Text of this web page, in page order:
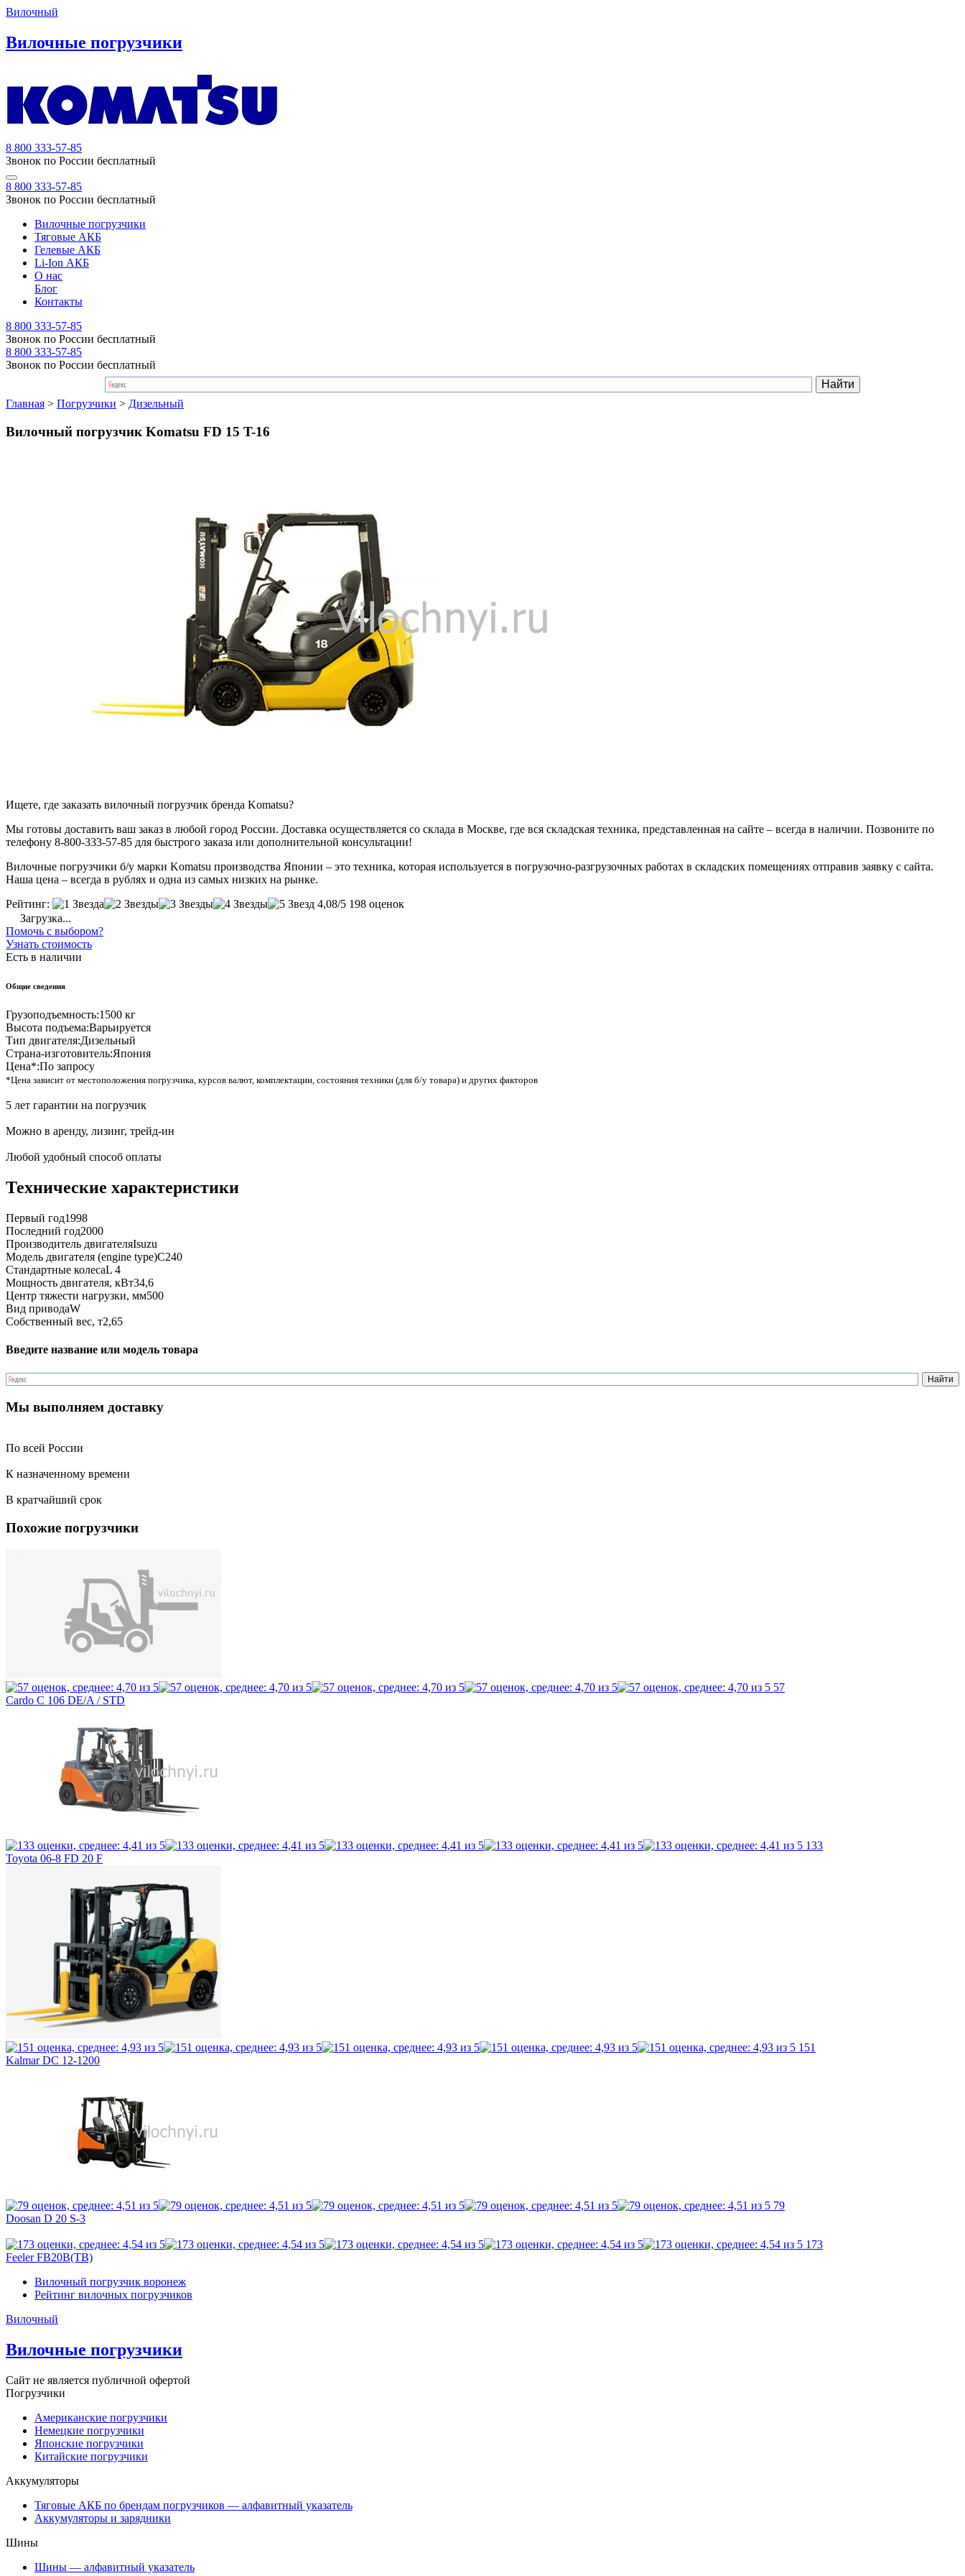
Вилочный
Вилочные погрузчики
8 800 333-57-85
Звонок по России бесплатный
8 800 333-57-85
Звонок по России бесплатный
Вилочные погрузчики
Тяговые АКБ
Гелевые АКБ
Li-Ion АКБ
О нас
Блог
Контакты
8 800 333-57-85
Звонок по России бесплатный
8 800 333-57-85
Звонок по России бесплатный
Главная > Погрузчики > Дизельный
Вилочный погрузчик Komatsu FD 15 T-16
Ищете, где заказать вилочный погрузчик бренда Komatsu?
Мы готовы доставить ваш заказ в любой город России. Доставка осуществляется со склада в Москве, где вся складская техника, представленная на сайте – всегда в наличии. Позвоните по
телефону 8-800-333-57-85 для быстрого заказа или дополнительной консультации!
Вилочные погрузчики б/у марки Komatsu производства Японии – это техника, которая используется в погрузочно-разгрузочных работах в складских помещениях отправив заявку с сайта.
Наша цена – всегда в рублях и одна из самых низких на рынке.
Рейтинг:
4,08/5 198 оценок
Загрузка...
Помочь с выбором?
Узнать стоимость
Есть в наличии
Общие сведения
Грузоподъемность:1500 кг
Высота подъема:Варьируется
Тип двигателя:Дизельный
Страна-изготовитель:Япония
Цена*:По запросу
*Цена зависит от местоположения погрузчика, курсов валют, комплектации, состояния техники (для б/у товара) и других факторов
5 лет гарантии на погрузчик
Можно в аренду, лизинг, трейд-ин
Любой удобный способ оплаты
Технические характеристики
Первый год1998
Последний год2000
Производитель двигателяIsuzu
Модель двигателя (engine type)C240
Стандартные колесаL 4
Мощность двигателя, кВт34,6
Центр тяжести нагрузки, мм500
Вид приводаW
Собственный вес, т2,65
Введите название или модель товара
Мы выполняем доставку
По всей России
К назначенному времени
В кратчайший срок
Похожие погрузчики
57
Cardo C 106 DE/A / STD
133
Toyota 06-8 FD 20 F
151
Kalmar DC 12-1200
79
Doosan D 20 S-3
173
Feeler FB20B(TB)
Вилочный погрузчик воронеж
Рейтинг вилочных погрузчиков
Вилочный
Вилочные погрузчики
Сайт не является публичной офертой
Погрузчики
Американские погрузчики
Немецкие погрузчики
Японские погрузчики
Китайские погрузчики
Аккумуляторы
Тяговые АКБ по брендам погрузчиков — алфавитный указатель
Аккумуляторы и зарядники
Шины
Шины — алфавитный указатель